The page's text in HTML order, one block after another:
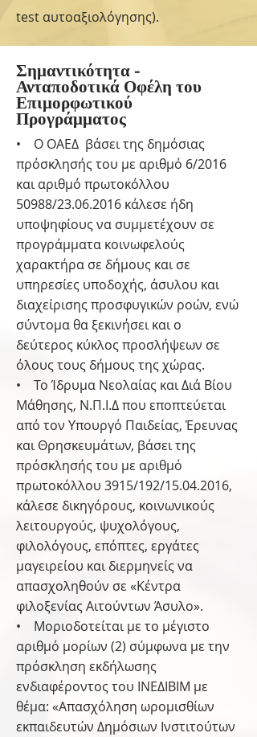
test αυτοαξιολόγησης).
Σημαντικότητα -
Ανταποδοτικά Οφέλη του
Επιμορφωτικού
Προγράμματος
• Ο ΟΑΕΔ βάσει της δημόσιας
πρόσκλησής του με αριθμό 6/2016
και αριθμό πρωτοκόλλου
50988/23.06.2016 κάλεσε ήδη
υποψηφίους να συμμετέχουν σε
προγράμματα κοινωφελούς
χαρακτήρα σε δήμους και σε
υπηρεσίες υποδοχής, άσυλου και
διαχείρισης προσφυγικών ροών, ενώ
σύντομα θα ξεκινήσει και ο
δεύτερος κύκλος προσλήψεων σε
όλους τους δήμους της χώρας.
• Το Ίδρυμα Νεολαίας και Διά Βίου
Μάθησης, Ν.Π.Ι.Δ που εποπτεύεται
από τον Υπουργό Παιδείας, Έρευνας
και Θρησκευμάτων, βάσει της
πρόσκλησής του με αριθμό
πρωτοκόλλου 3915/192/15.04.2016,
κάλεσε δικηγόρους, κοινωνικούς
λειτουργούς, ψυχολόγους,
φιλολόγους, επόπτες, εργάτες
μαγειρείου και διερμηνείς να
απασχοληθούν σε «Κέντρα
φιλοξενίας Αιτούντων Άσυλο».
• Μοριοδοτείται με το μέγιστο
αριθμό μορίων (2) σύμφωνα με την
πρόσκληση εκδήλωσης
ενδιαφέροντος του ΙΝΕΔΙΒΙΜ με
θέμα: «Απασχόληση ωρομισθίων
εκπαιδευτών Δημόσιων Ινστιτούτων